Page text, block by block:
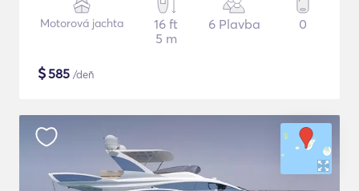
Motorová jachta
16 ft
5 m
6 Plavba 0
$585 /deň